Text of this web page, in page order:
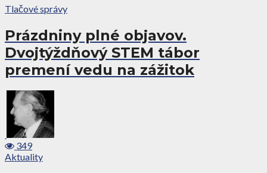
Tlačové správy
Prázdniny plné objavov.
Dvojtýždňový STEM tábor
premení vedu na zážitok
349
Aktuality